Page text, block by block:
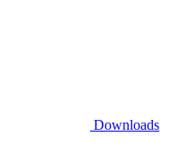
Downloads